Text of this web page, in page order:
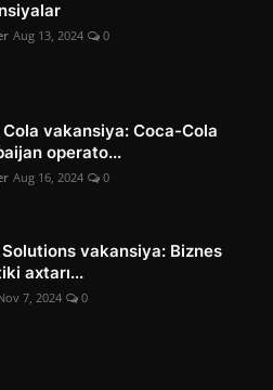
Aug 13, 2024 0
vakansiya: Coca-Cola
operato...
Aug 16, 2024 0
vakansiya: Biznes
axtarı...
7, 2024 0